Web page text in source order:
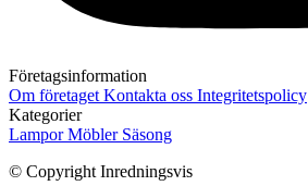
Företagsinformation
Om företaget Kontakta oss Integritetspolicy
Kategorier
LamporMöbler Säsong
© Copyright Inredningsvis